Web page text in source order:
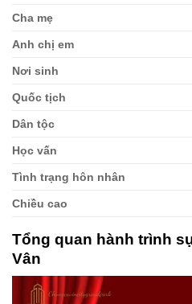
Cha mẹ
Anh chị em
Nơi sinh
Quốc tịch
Dân tộc
Học vấn
Tình trạng hôn nhân
Chiều cao
Tổng quan hành trình
Vân